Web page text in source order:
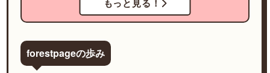
もっと見る！
forestpageの歩み